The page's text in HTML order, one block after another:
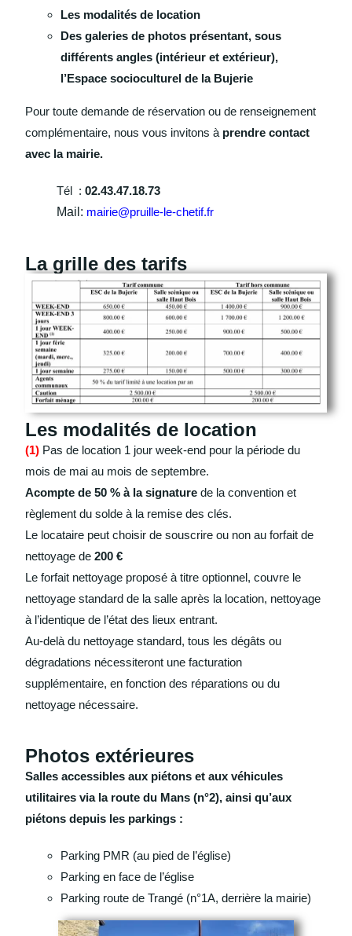
Les modalités de location
Des galeries de photos présentant, sous
différents angles (intérieur et extérieur),
l’Espace socioculturel de la Bujerie
Pour toute demande de réservation ou de renseignement
complémentaire, nous vous invitons à prendre contact
avec la mairie.
Tél :02.43.47.18.73
Mail: mairie@pruille-le-chetif.fr
La grille des tarifs
Les modalités de location
(1) Pas de location 1 jour week-end pour la période du
mois de mai au mois de septembre.
Acompte de 50 % à la signature de la convention et
règlement du solde à la remise des clés.
Le locataire peut choisir de souscrire ou non au forfait de
nettoyage de200 €
Le forfait nettoyage proposé à titre optionnel, couvre le
nettoyage standard de la salle après la location, nettoyage
à l’identique de l’état des lieux entrant.
Au-delà du nettoyage standard, tous les dégâts ou
dégradations nécessiteront une facturation
supplémentaire, en fonction des réparations ou du
nettoyage nécessaire.
Photos extérieures
Salles accessibles aux piétons et aux véhicules
utilitaires via la route du Mans (n°2), ainsi qu’aux
piétons depuis les parkings :
Parking PMR (au pied de l’église)
Parking en face de l’église
Parking route de Trangé (n°1A, derrière la mairie)